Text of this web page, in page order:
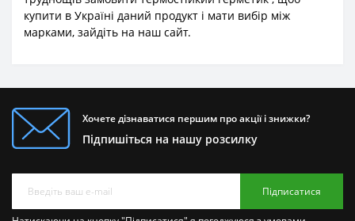
купити в Україні даний продукт і мати вибір між
марками, зайдіть на наш сайт.
Хочете дізнаватися першим про акції і знижки?
Підпишіться на нашу розсилку
Підписатися